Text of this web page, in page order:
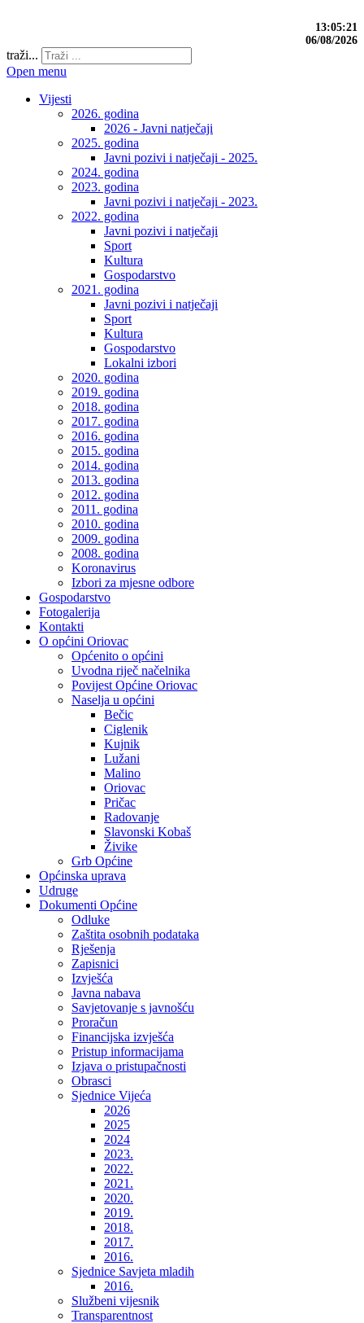
13:05:22
06/08/2026
traži...
Open menu
Vijesti
2026. godina
2026 - Javni natječaji
2025. godina
Javni pozivi i natječaji - 2025.
2024. godina
2023. godina
Javni pozivi i natječaji - 2023.
2022. godina
Javni pozivi i natječaji
Sport
Kultura
Gospodarstvo
2021. godina
Javni pozivi i natječaji
Sport
Kultura
Gospodarstvo
Lokalni izbori
2020. godina
2019. godina
2018. godina
2017. godina
2016. godina
2015. godina
2014. godina
2013. godina
2012. godina
2011. godina
2010. godina
2009. godina
2008. godina
Koronavirus
Izbori za mjesne odbore
Gospodarstvo
Fotogalerija
Kontakti
O općini Oriovac
Općenito o općini
Uvodna riječ načelnika
Povijest Općine Oriovac
Naselja u općini
Bečic
Ciglenik
Kujnik
Lužani
Malino
Oriovac
Pričac
Radovanje
Slavonski Kobaš
Živike
Grb Općine
Općinska uprava
Udruge
Dokumenti Općine
Odluke
Zaštita osobnih podataka
Rješenja
Zapisnici
Izvješća
Javna nabava
Savjetovanje s javnošću
Proračun
Financijska izvješća
Pristup informacijama
Izjava o pristupačnosti
Obrasci
Sjednice Vijeća
2026
2025
2024
2023.
2022.
2021.
2020.
2019.
2018.
2017.
2016.
Sjednice Savjeta mladih
2016.
Službeni vijesnik
Transparentnost